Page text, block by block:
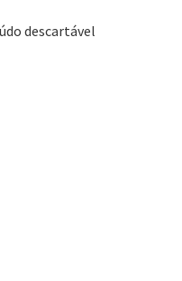
descartável